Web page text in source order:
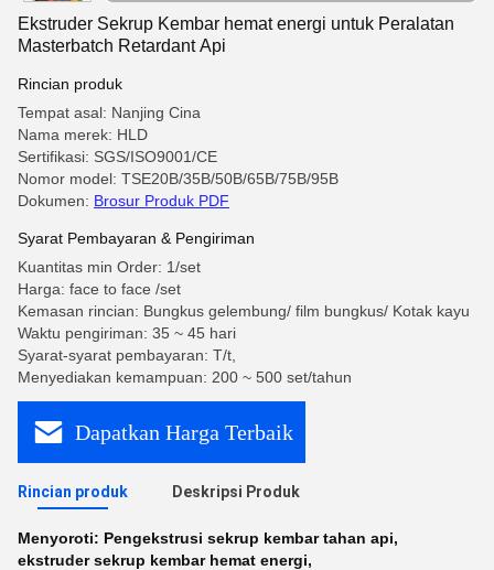
Ekstruder Sekrup Kembar hemat energi untuk Peralatan
Masterbatch Retardant Api
Rincian produk
Tempat asal: Nanjing Cina
Nama merek: HLD
Sertifikasi: SGS/ISO9001/CE
Nomor model: TSE20B/35B/50B/65B/75B/95B
Dokumen: Brosur Produk PDF
Syarat Pembayaran & Pengiriman
Kuantitas min Order: 1/set
Harga: face to face /set
Kemasan rincian: Bungkus gelembung/ film bungkus/ Kotak kayu
Waktu pengiriman: 35 ~ 45 hari
Syarat-syarat pembayaran: T/t,
Menyediakan kemampuan: 200 ~ 500 set/tahun
Dapatkan Harga Terbaik
Rincian produk Deskripsi Produk
Menyoroti: Pengekstrusi sekrup kembar tahan api,
ekstruder sekrup kembar hemat energi,